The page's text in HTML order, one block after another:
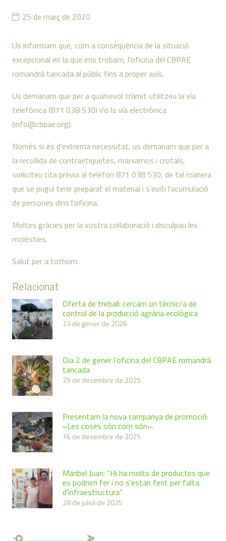
25 de març de 2020
Us informam que, com a conseqüència de la situació
excepcional en la que ens trobam, l’oficina del CBPAE
romandrà tancada al públic fins a proper avís.
Us demanam que per a qualsevol tràmit utilitzeu la vía
telefònica (871 038 530) i/o la vía electrònica
(info@cbpae.org).
Només si és d’extrema necessitat, us demanam que per a
la recollida de contraetiquetes, marxamos i crotals,
sol·liciteu cita prèvia al telèfon 871 038 530, de tal manera
que se pugui tenir preparat el material i s’eviti l’acumulació
de persones dins l’oficina.
Moltes gràcies per la vostra col·laboració i disculpau les
molèsties.
Salut per a tothom.
Relacionat
Oferta de treball: cercam un tècnic/a de
control de la producció agrària ecològica
23 de gener de 2026
Dia 2 de gener l’oficina del CBPAE romandrà
tancada
29 de desembre de 2025
Presentam la nova campanya de promoció:
«Les coses són com són».
16 de desembre de 2025
Maribel Juan: “Hi ha molts de productes que
es podrien fer i no s’estan fent per falta
d’infraestructura”
28 de juliol de 2025